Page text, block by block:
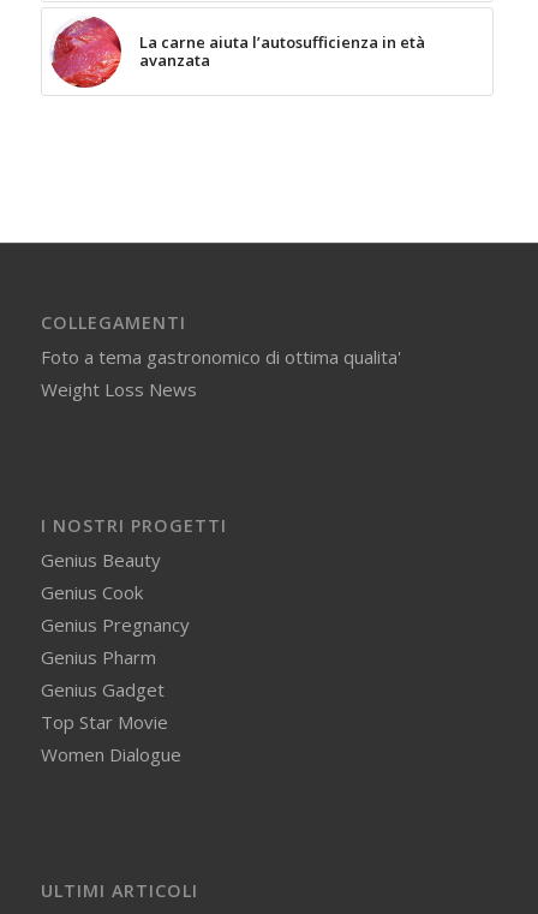
La carne aiuta l’autosufficienza in età
avanzata
COLLEGAMENTI
Foto a tema gastronomico di ottima qualita'
Weight Loss News
I NOSTRI PROGETTI
Genius Beauty
Genius Cook
Genius Pregnancy
Genius Pharm
Genius Gadget
Top Star Movie
Women Dialogue
ULTIMI ARTICOLI